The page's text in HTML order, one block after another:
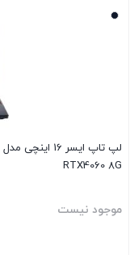
RTX4060 8G
موجود نیست